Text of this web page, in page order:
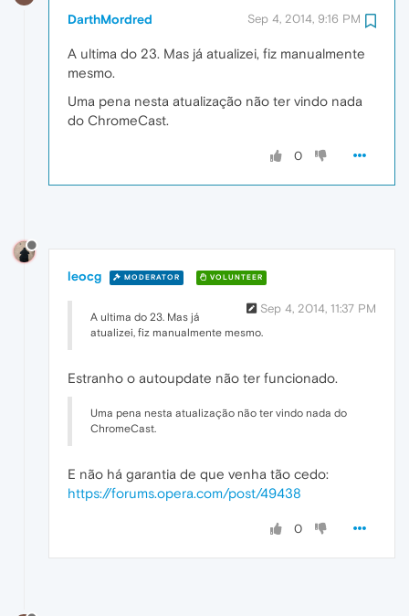
DarthMordred Sep 4, 2014, 9:16 PM
A ultima do 23. Mas já atualizei, fiz manualmente
mesmo.
Uma pena nesta atualização não ter vindo nada
do ChromeCast.
0
leocg MODERATOR VOLUNTEER
Sep 4, 2014, 11:37 PM
A ultima do 23. Mas já
atualizei, fiz manualmente mesmo.
Estranho o autoupdate não ter funcionado.
Uma pena nesta atualização não ter vindo nada do
ChromeCast.
E não há garantia de que venha tão cedo:
https://forums.opera.com/post/49438
0